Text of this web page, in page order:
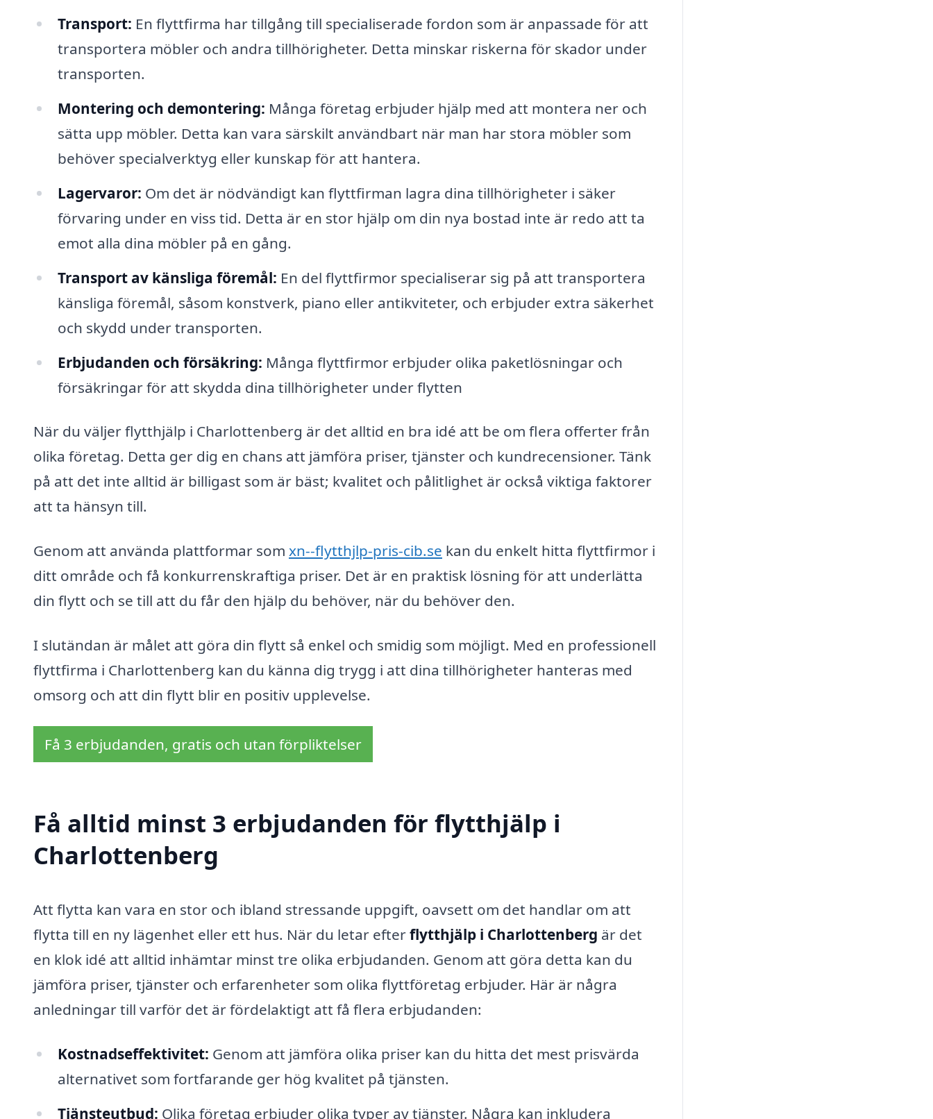
Transport: En flyttfirma har tillgång till specialiserade fordon som är anpassade för att
transportera möbler och andra tillhörigheter. Detta minskar riskerna för skador under
transporten.
Montering och demontering: Många företag erbjuder hjälp med att montera ner och
sätta upp möbler. Detta kan vara särskilt användbart när man har stora möbler som
behöver specialverktyg eller kunskap för att hantera.
Lagervaror: Om det är nödvändigt kan flyttfirman lagra dina tillhörigheter i säker
förvaring under en viss tid. Detta är en stor hjälp om din nya bostad inte är redo att ta
emot alla dina möbler på en gång.
Transport av känsliga föremål: En del flyttfirmor specialiserar sig på att transportera
känsliga föremål, såsom konstverk, piano eller antikviteter, och erbjuder extra säkerhet
och skydd under transporten.
Erbjudanden och försäkring: Många flyttfirmor erbjuder olika paketlösningar och
försäkringar för att skydda dina tillhörigheter under flytten
När du väljer flytthjälp i Charlottenberg är det alltid en bra idé att be om flera offerter från
olika företag. Detta ger dig en chans att jämföra priser, tjänster och kundrecensioner. Tänk
på att det inte alltid är billigast som är bäst; kvalitet och pålitlighet är också viktiga faktorer
att ta hänsyn till.
Genom att använda plattformar som xn--flytthjlp-pris-cib.se kan du enkelt hitta flyttfirmor i
ditt område och få konkurrenskraftiga priser. Det är en praktisk lösning för att underlätta
din flytt och se till att du får den hjälp du behöver, när du behöver den.
I slutändan är målet att göra din flytt så enkel och smidig som möjligt. Med en professionell
flyttfirma i Charlottenberg kan du känna dig trygg i att dina tillhörigheter hanteras med
omsorg och att din flytt blir en positiv upplevelse.
Få 3 erbjudanden, gratis och utan förpliktelser
Få alltid minst 3 erbjudanden för flytthjälp i
Charlottenberg
Att flytta kan vara en stor och ibland stressande uppgift, oavsett om det handlar om att
flytta till en ny lägenhet eller ett hus. När du letar efterflytthjälp i Charlottenberg är det
en klok idé att alltid inhämtar minst tre olika erbjudanden. Genom att göra detta kan du
jämföra priser, tjänster och erfarenheter som olika flyttföretag erbjuder. Här är några
anledningar till varför det är fördelaktigt att få flera erbjudanden:
Kostnadseffektivitet: Genom att jämföra olika priser kan du hitta det mest prisvärda
alternativet som fortfarande ger hög kvalitet på tjänsten.
Tjänsteutbud: Olika företag erbjuder olika typer av tjänster. Några kan inkludera